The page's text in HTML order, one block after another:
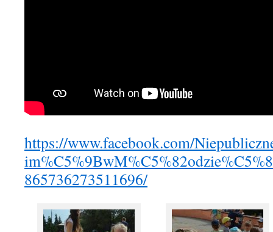
https://www.facebook.com/
865736273511696/